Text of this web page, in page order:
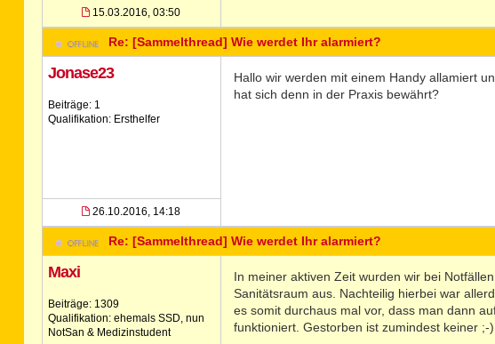
15.03.2016, 03:50
Re: [Sammelthread] Wie werdet Ihr alarmiert?
Jonase23
Beiträge: 1
Qualifikation: Ersthelfer
26.10.2016, 14:18
Hallo wir werden mit einem Handy allamiert
hat sich denn in der Praxis bewährt?
Re: [Sammelthread] Wie werdet Ihr alarmiert?
Maxi
Beiträge: 1309
Qualifikation: ehemals SSD, nun
NotSan & Medizinstudent
In meiner aktiven Zeit wurden wir bei
Sanitätsraum aus. Nachteilig hierbei war
es somit durchaus mal vor, dass man dann
funktioniert. Gestorben ist zumindest keiner ;-)